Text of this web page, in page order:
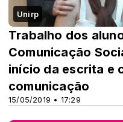
Unirp
15/05/2019 • 17:29
Trabalho dos
Comunicação
início da escrita e
comunicação